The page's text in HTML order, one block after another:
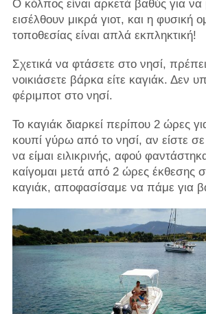
Ο κόλπος είναι αρκετά βαθύς για
εισέλθουν μικρά γιοτ, και η φυσική
τοποθεσίας είναι απλά εκπληκτική!
Σχετικά να φτάσετε στο νησί,
νοικιάσετε βάρκα είτε καγιάκ. Δεν
φέριμποτ στο νησί.
Το καγιάκ διαρκεί περίπου 2 ώρες
κουπί γύρω από το νησί, αν είστε
να είμαι ειλικρινής, αφού
καίγομαι μετά από 2 ώρες έκθεσης
καγιάκ, αποφασίσαμε να πάμε για